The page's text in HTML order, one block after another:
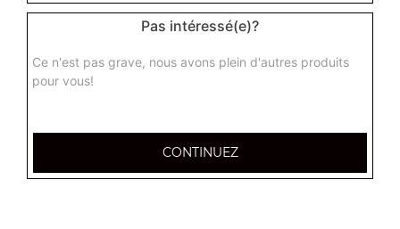
Pas intéressé(e)?
Ce n'est pas grave, nous avons plein d'autres produits
pour vous!
CONTINUEZ